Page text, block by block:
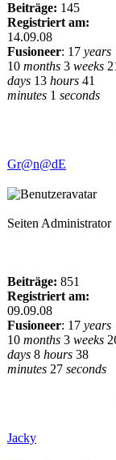
Beiträge: 145
Registriert am:
14.09.08
Fusioneer: 17 years
10 months 3 weeks
days 13 hours 41
minutes 1 seconds
Gr@n@dE
Seiten Administrator
Beiträge: 851
Registriert am:
09.09.08
Fusioneer: 17 years
10 months 3 weeks
days 8 hours 38
minutes 27 seconds
Jacky